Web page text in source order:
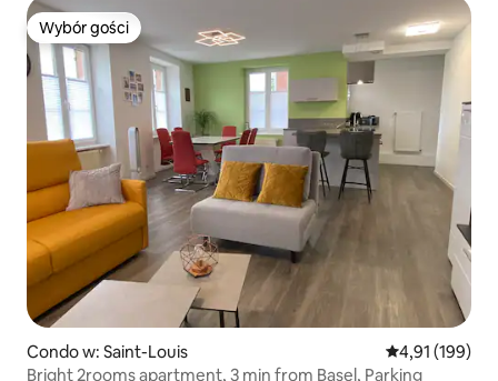
Wybór gości
Wybór gości
Condo w: Saint-Louis Średnia
4,91 (199)
Bright 2rooms apartment, 3 min from Basel, Parking